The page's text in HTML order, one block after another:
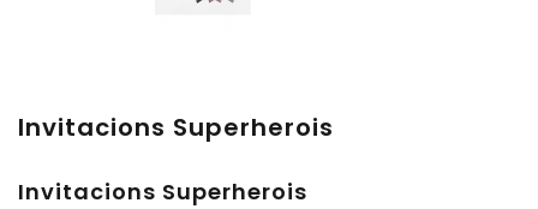
Invitacions Superherois
Invitacions Superherois